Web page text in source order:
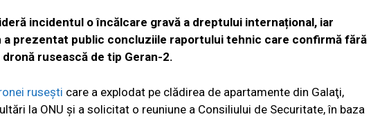
incidentul o încălcare gravă a dreptului internațional, iar
a prezentat public concluziile raportului tehnic care confirmă fără
rusească de tip Geran-2.
ruseşti care a explodat pe clădirea de apartamente din Galaţi,
la ONU şi a solicitat o reuniune a Consiliului de Securitate, în baza